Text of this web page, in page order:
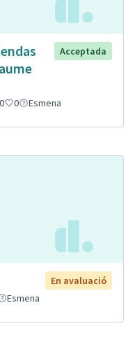
Acceptada
0 0 Esmena
En avaluació
Esmena